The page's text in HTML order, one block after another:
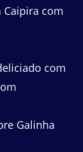
Caipira com
com
Galinha